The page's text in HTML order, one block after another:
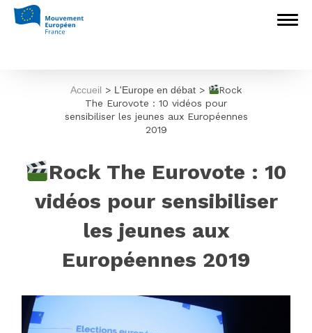
Accueil > L'Europe en débat>
Rock
The Eurovote : 10 vidéos pour
sensibiliser les jeunes aux Européennes
2019
Rock The Eurovote : 10
vidéos pour sensibiliser
les jeunes aux
Européennes 2019